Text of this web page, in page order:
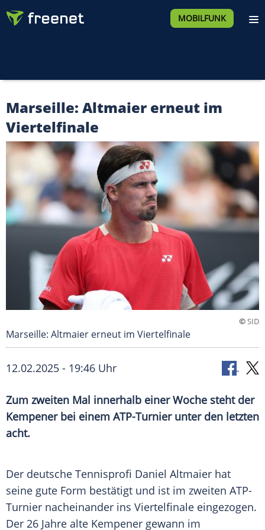
MOBILFUNK
Marseille: Altmaier erneut im
Viertelfinale
©SID
Marseille: Altmaier erneut im Viertelfinale
12.02.2025 - 19:46 Uhr
Zum zweiten Mal innerhalb einer Woche steht der
Kempener bei einem ATP-Turnier unter den letzten
acht.
Der deutsche Tennisprofi Daniel Altmaier hat
seine gute Form bestätigt und ist im zweiten ATP-
Turnier nacheinander ins Viertelfinale eingezogen.
Der 26 Jahre alte Kempener gewann im